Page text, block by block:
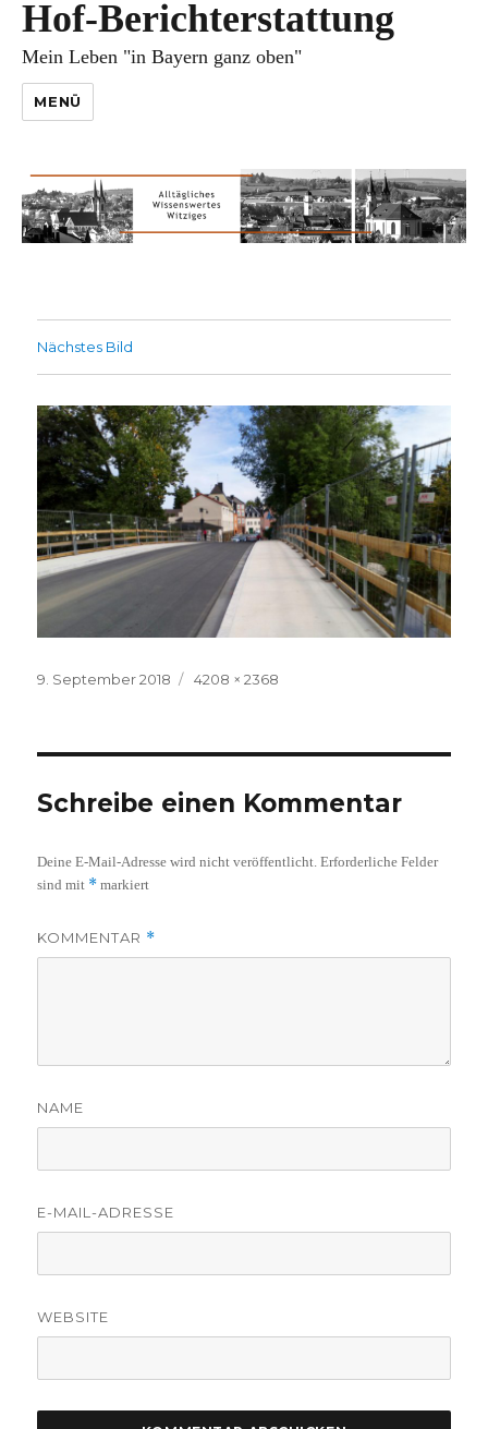
Hof-Berichterstattung
Mein Leben "in Bayern ganz oben"
MENÜ
Nächstes Bild
Veröffentlicht
9. September 2018
Volle
4208 × 2368
Schreibe einen Kommentar
Deine E-Mail-Adresse wird nicht veröffentlicht. Erforderliche Felder
sind mit * markiert
KOMMENTAR *
NAME
E-MAIL-ADRESSE
WEBSITE